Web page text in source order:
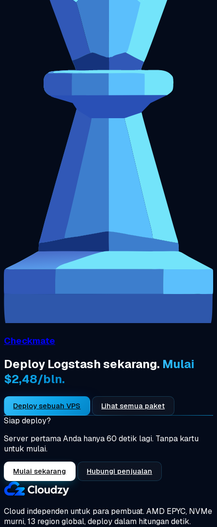
Checkmate
Deploy Logstash sekarang. Mulai
$2,48/bln.
Deploy sebuah VPS Lihat semua paket
Siap deploy?
Server pertama Anda hanya 60 detik lagi. Tanpa kartu
untuk mulai.
Mulai sekarang Hubungi penjualan
Cloud independen untuk para pembuat.AMD EPYC, NVMe
murni, 13 region global, deploy dalam hitungan detik.